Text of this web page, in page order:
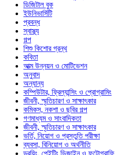
ডিজিটাল বুক
ইউনিভার্সিটি
প্রবন্ধ
স্বাস্থ্য
গল্প
শিশু কিশোর গ্রন্থ
কবিতা
আত্ম উন্নয়ন ও মোটিভেশন
অনুবাদ
অন্যান্য
কম্পিউটার, ফ্রিল্যান্সিং ও প্রোগ্রামিং
জীবনী, স্মৃতিচারণ ও সাক্ষাৎকার
কমিকস, নকশা ও ছবির গল্প
গণমাধ্যম ও সাংবাদিকতা
জীবনী, স্মৃতিচারণ ও সাক্ষাৎকার
ভর্তি, নিয়োগ ও প্রস্তুতি পরীক্ষা
ব্যবসা, বিনিয়োগ ও অর্থনীতি
ড্রয়িং, পেইন্টিং ডিজাইন ও ফটোগ্রাফি